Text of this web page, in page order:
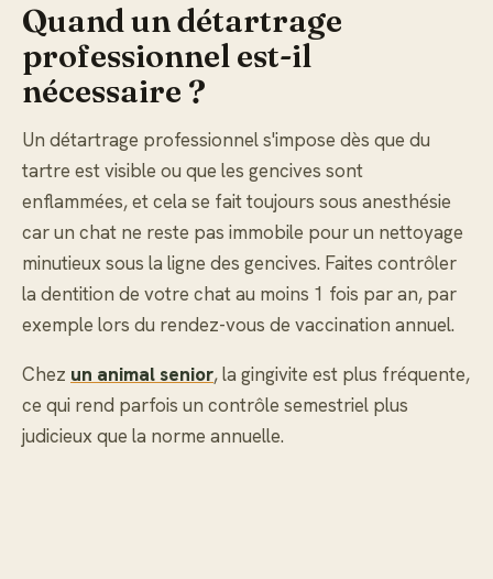
Quand un détartrage
professionnel est-il
nécessaire ?
Un détartrage professionnel s'impose dès que du
tartre est visible ou que les gencives sont
enflammées, et cela se fait toujours sous anesthésie
car un chat ne reste pas immobile pour un nettoyage
minutieux sous la ligne des gencives. Faites contrôler
la dentition de votre chat au moins 1 fois par an, par
exemple lors du rendez-vous de vaccination annuel.
Chez un animal senior, la gingivite est plus fréquente,
ce qui rend parfois un contrôle semestriel plus
judicieux que la norme annuelle.